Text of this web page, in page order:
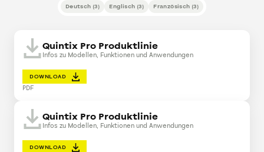
Deutsch (3) Englisch (3) Französisch (3)
Quintix Pro Produktlinie
Infos zu Modellen, Funktionen und Anwendungen
DOWNLOAD
PDF
Quintix Pro Produktlinie
Infos zu Modellen, Funktionen und Anwendungen
DOWNLOAD